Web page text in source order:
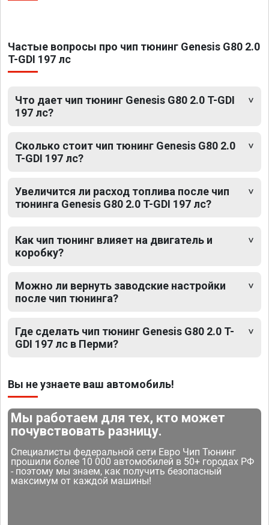
Частые вопросы про чип тюнинг Genesis G80 2.0
T-GDI 197 лс
Что дает чип тюнинг Genesis G80 2.0 T-GDI
197 лс?
Сколько стоит чип тюнинг Genesis G80 2.0
T-GDI 197 лс?
Увеличится ли расход топлива после чип
тюнинга Genesis G80 2.0 T-GDI 197 лс?
Как чип тюнинг влияет на двигатель и
коробку?
Можно ли вернуть заводские настройки
после чип тюнинга?
Где сделать чип тюнинг Genesis G80 2.0 T-
GDI 197 лс в Перми?
Вы не узнаете ваш автомобиль!
Мы работаем для тех, кто может
почувствовать разницу.
Специалисты федеральной сети Евро Чип Тюнинг
прошили более 10 000 автомобилей в 50+ городах РФ
- поэтому мы знаем, как получить безопасный
максимум от каждой машины!